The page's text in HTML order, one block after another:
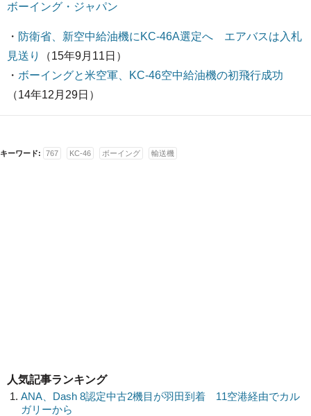
ボーイング・ジャパン
・ 防衛省、新空中給油機にKC-46A選定へ エアバスは入札
見送り
（15年9月11日）
・ ボーイングと米空軍、KC-46空中給油機の初飛行成功
（14年12月29日）
キーワード: 767 KC-46 ボーイング 輸送機
人気記事ランキング
ANA、Dash 8認定中古2機目が羽田到着 11空港経由でカル
ガリーから